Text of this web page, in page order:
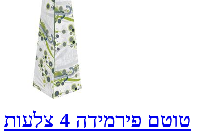
טוטם פירמידה 4 צלעות